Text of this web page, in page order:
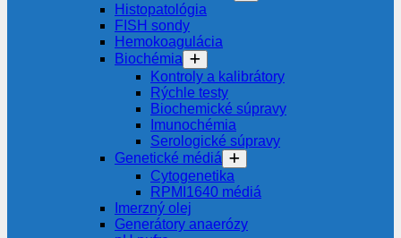
Histopatológia
FISH sondy
Hemokoagulácia
Biochémia
Kontroly a kalibrátory
Rýchle testy
Biochemické súpravy
Imunochémia
Serologické súpravy
Genetické médiá
Cytogenetika
RPMI1640 médiá
Imerzný olej
Generátory anaerózy